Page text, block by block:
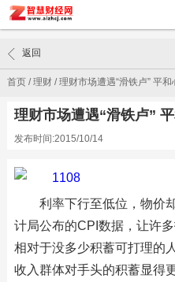
首页/理财/理财市场遭遇“滑铁卢” 平
返回
理财市场遭遇“滑铁卢”
发布时间:2015/10/14
利率下行至低位，物价
计局公布的CPI数据，让许
相对于没多少积蓄可打理的
收入群体对手头的积蓄显得